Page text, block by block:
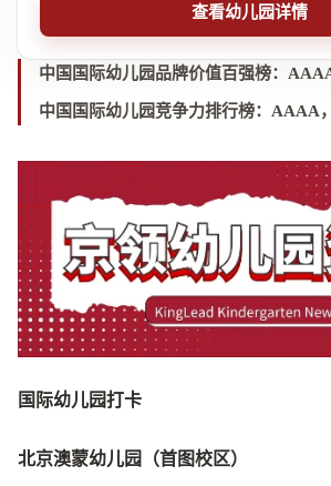
中国国际幼儿园品牌价值百强榜：
中国国际幼儿园竞争力排行榜： AAAA
国际幼儿园打卡
北京澳蒙幼儿园（首图校区）
查看幼儿园详情